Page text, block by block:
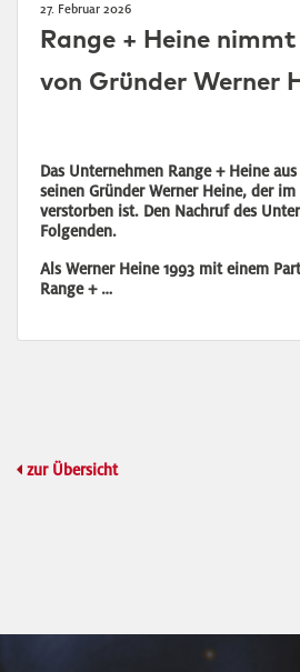
27. Februar 2026
Range + Heine
von Gründer Werner
Das Unternehmen Range + Heine
seinen Gründer Werner Heine, der im
verstorben ist. Den Nachruf des
Folgenden.
Als Werner Heine 1993 mit einem
Range + …
zur Übersicht